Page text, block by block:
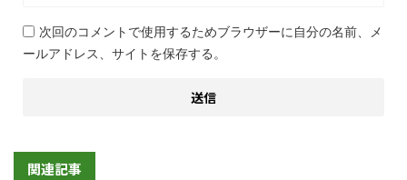
次回のコメントで使用するためブラウザーに自分の名前、メ
ールアドレス、サイトを保存する。
関連記事